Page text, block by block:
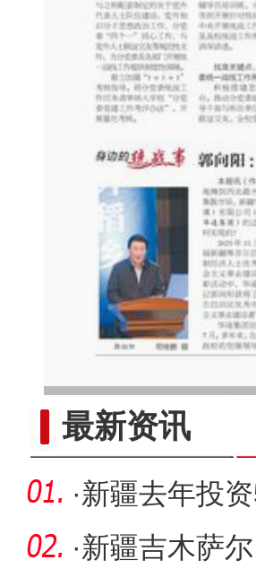
最新资讯
·新疆去年投
乡村振兴
·新疆吉木萨